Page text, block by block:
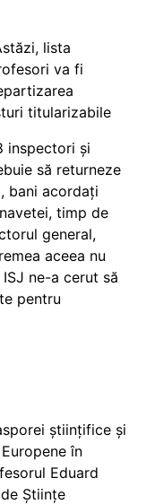
lista
va fi
titularizabile
inspectori și
să returneze
bani acordați
timp de
general,
aceea nu
ne-a cerut să
pentru
științifice și
în
Eduard
Științe